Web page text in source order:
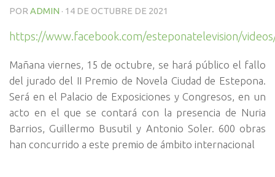
POR ADMIN · 14 DE OCTUBRE DE 2021
https://www.facebook.com/esteponatelevision/
Mañana viernes, 15 de octubre, se hará público el fallo
del jurado del II Premio de Novela Ciudad de Estepona.
Será en el Palacio de Exposiciones y Congresos, en un
acto en el que se contará con la presencia de Nuria
Barrios, Guillermo Busutil y Antonio Soler. 600 obras
han concurrido a este premio de ámbito internacional